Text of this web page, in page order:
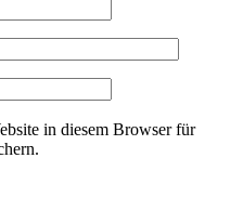
in diesem Browser für